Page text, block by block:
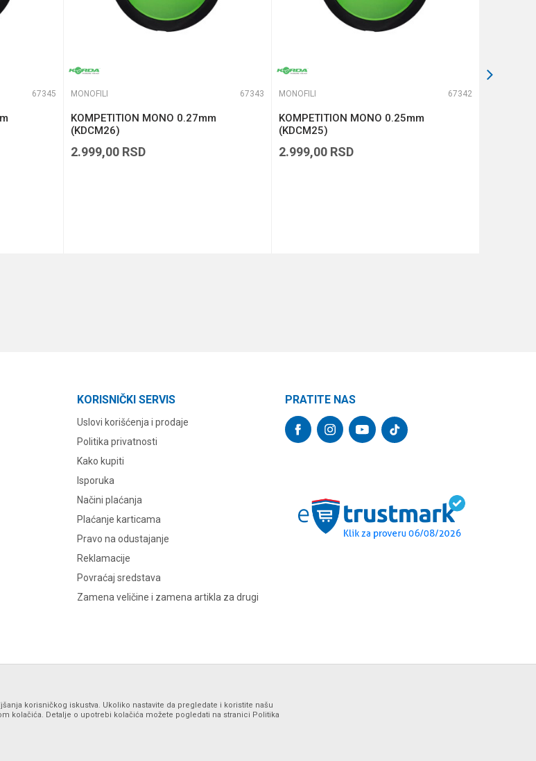
67345 MONOFILI 67343
KOMPETITION MONO 0.27mm
(KDCM26)
2.999,00 RSD
MONOFILI 67342
KOMPETITION MONO 0.25mm
(KDCM25)
2.999,00 RSD
KORISNIČKI SERVIS
Uslovi korišćenja i prodaje
Politika privatnosti
Kako kupiti
Isporuka
Načini plaćanja
Plaćanje karticama
Pravo na odustajanje
Reklamacije
Povraćaj sredstava
Zamena veličine i zamena artikla za drugi
PRATITE NAS
korisničkog iskustva. Ukoliko nastavite da pregledate i koristite našu
kolačića. Detalje o upotrebi kolačića možete pogledati na stranici Politika